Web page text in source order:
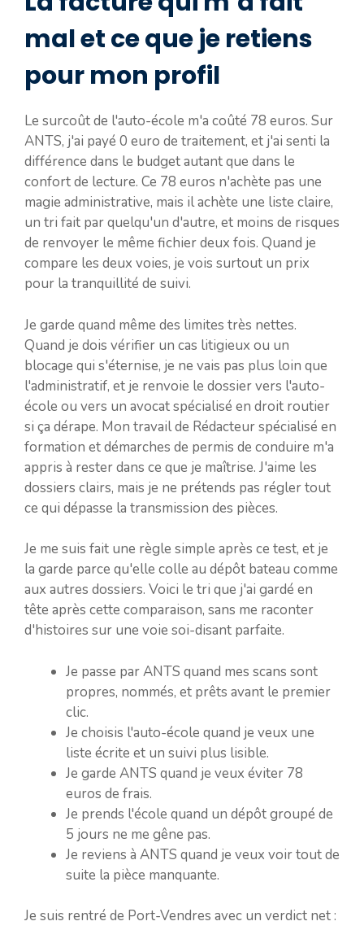
mal et ce que je retiens
pour mon profil
Le surcoût de l'auto-école m'a coûté 78 euros. Sur
ANTS, j'ai payé 0 euro de traitement, et j'ai senti la
différence dans le budget autant que dans le
confort de lecture. Ce 78 euros n'achète pas une
magie administrative, mais il achète une liste claire,
un tri fait par quelqu'un d'autre, et moins de risques
de renvoyer le même fichier deux fois. Quand je
compare les deux voies, je vois surtout un prix
pour la tranquillité de suivi.
Je garde quand même des limites très nettes.
Quand je dois vérifier un cas litigieux ou un
blocage qui s'éternise, je ne vais pas plus loin que
l'administratif, et je renvoie le dossier vers l'auto-
école ou vers un avocat spécialisé en droit routier
si ça dérape. Mon travail de Rédacteur spécialisé en
formation et démarches de permis de conduire m'a
appris à rester dans ce que je maîtrise. J'aime les
dossiers clairs, mais je ne prétends pas régler tout
ce qui dépasse la transmission des pièces.
Je me suis fait une règle simple après ce test, et je
la garde parce qu'elle colle au dépôt bateau comme
aux autres dossiers. Voici le tri que j'ai gardé en
tête après cette comparaison, sans me raconter
d'histoires sur une voie soi-disant parfaite.
Je passe par ANTS quand mes scans sont
propres, nommés, et prêts avant le premier
clic.
Je choisis l'auto-école quand je veux une
liste écrite et un suivi plus lisible.
Je garde ANTS quand je veux éviter 78
euros de frais.
Je prends l'école quand un dépôt groupé de
5 jours ne me gêne pas.
Je reviens à ANTS quand je veux voir tout de
suite la pièce manquante.
Je suis rentré de Port-Vendres avec un verdict net :